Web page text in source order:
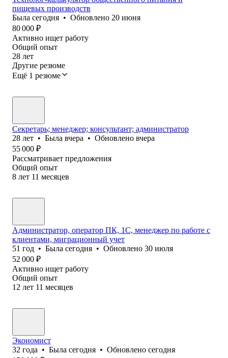
пищевых производств
Была сегодня • Обновлено 20 июня
80 000 ₽
Активно ищет работу
Общий опыт
28 лет
Другие резюме
Ещё 1 резюме
Секретарь; менеджер; консультант; администратор
28 лет • Была вчера • Обновлено вчера
55 000 ₽
Рассматривает предложения
Общий опыт
8 лет 11 месяцев
Администратор, оператор ПК, 1С, менеджер по работе с
клиентами, миграционный учет
51 год • Была сегодня • Обновлено 30 июля
52 000 ₽
Активно ищет работу
Общий опыт
12 лет 11 месяцев
Экономист
32 года • Была сегодня • Обновлено сегодня